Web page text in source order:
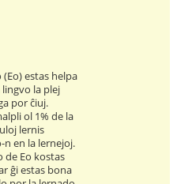
(Eo) estas helpa
la plej
por ĉiuj.
ol 1% de la
lernis
n en la lernejoj.
de Eo kostas
ĝi estas bona